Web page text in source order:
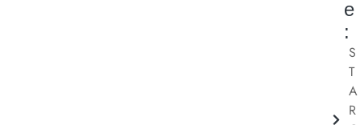
e
:
S
T
A
R